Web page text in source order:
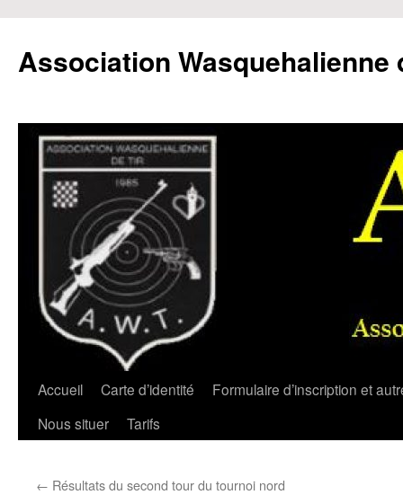
contenu
Association Wasquehalienne
Accueil Carte d’identité
Formulaire d’inscription et
Nous situer
Tarifs
← Résultats du second tour du tournoi nord